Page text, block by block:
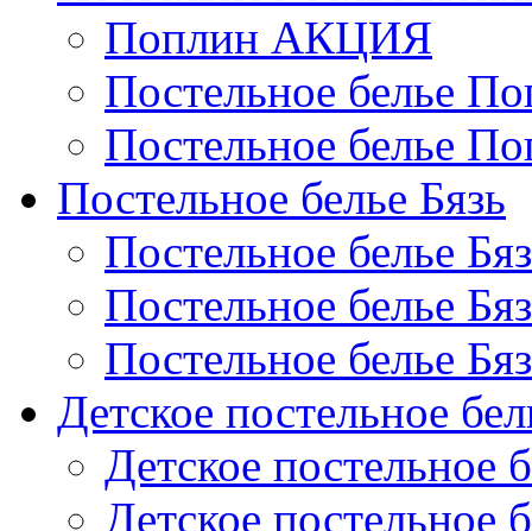
Поплин АКЦИЯ
Постельное белье
Постельное белье
Постельное белье Бязь
Постельное белье
Постельное белье
Постельное белье
Детское постельное
Детское постельное
Детское постельное